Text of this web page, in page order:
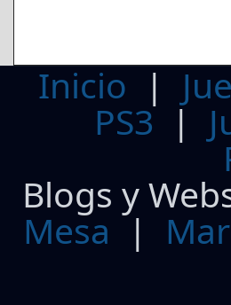
Inicio |
PS3|
Blogs y
Mesa |